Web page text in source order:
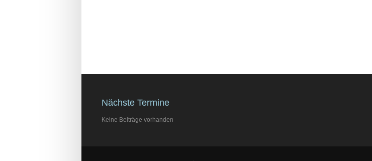
Nächste Termine
Keine Beiträge vorhanden